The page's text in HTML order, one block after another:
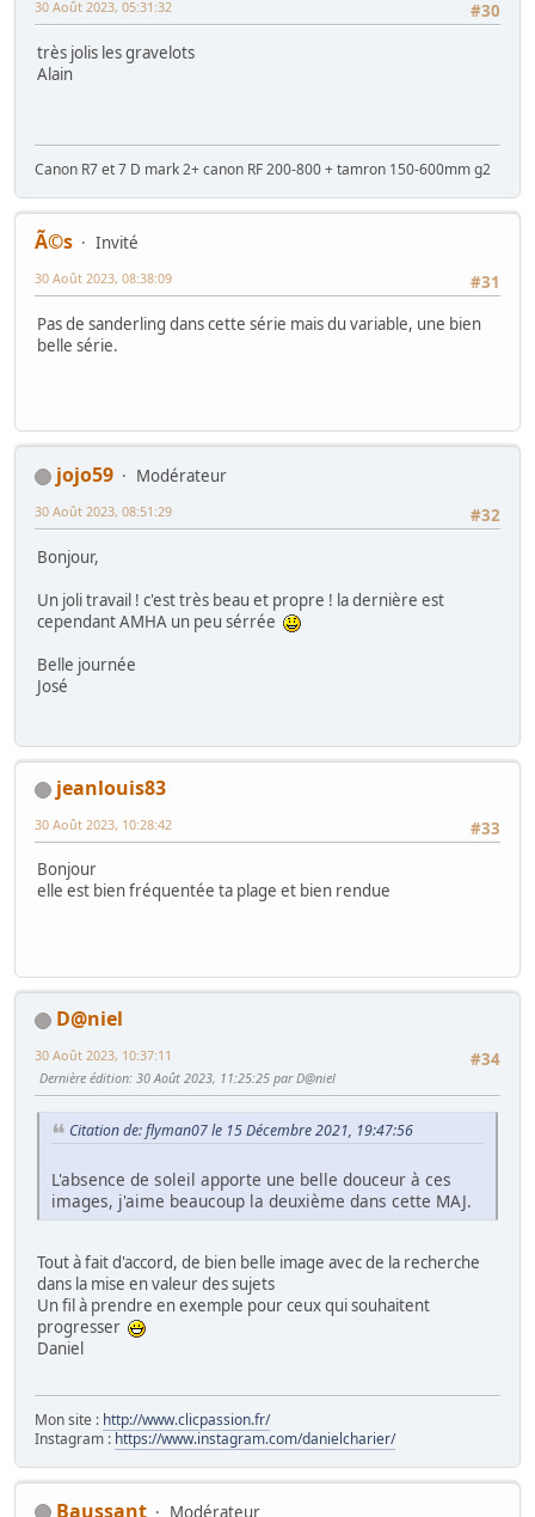
#30
30 Août 2023, 05:31:32
très jolis les gravelots
Alain
Canon R7 et 7 D mark 2+ canon RF 200-800 + tamron 150-600mm g2
Ã©s
Invité
#31
30 Août 2023, 08:38:09
Pas de sanderling dans cette série mais du variable, une bien
belle série.
jojo59
Modérateur
#32
30 Août 2023, 08:51:29
Bonjour,
Un joli travail ! c'est très beau et propre ! la dernière est
cependant AMHA un peu sérrée
Belle journée
José
jeanlouis83
#33
30 Août 2023, 10:28:42
Bonjour
elle est bien fréquentée ta plage et bien rendue
D@niel
#34
30 Août 2023, 10:37:11
Dernière édition: 30 Août 2023, 11:25:25 par D@niel
Citation de: flyman07 le 15 Décembre 2021, 19:47:56
L'absence de soleil apporte une belle douceur à ces
images, j'aime beaucoup la deuxième dans cette MAJ.
Tout à fait d'accord, de bien belle image avec de la recherche
dans la mise en valeur des sujets
Un fil à prendre en exemple pour ceux qui souhaitent
progresser
Daniel
Mon site : http://www.clicpassion.fr/
Instagram : https://www.instagram.com/danielcharier/
Baussant
Modérateur